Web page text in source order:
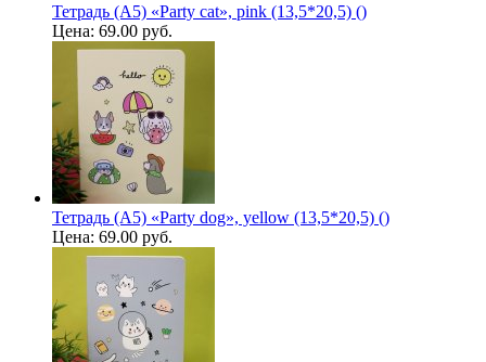
Тетрадь (A5) «Party cat», pink (13,5*20,5) ()
Цена: 69.00 руб.
Тетрадь (A5) «Party dog», yellow (13,5*20,5) ()
Цена: 69.00 руб.